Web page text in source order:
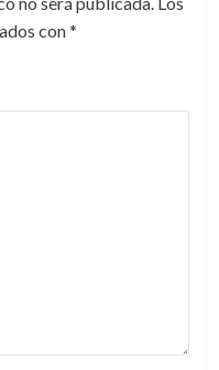
con*